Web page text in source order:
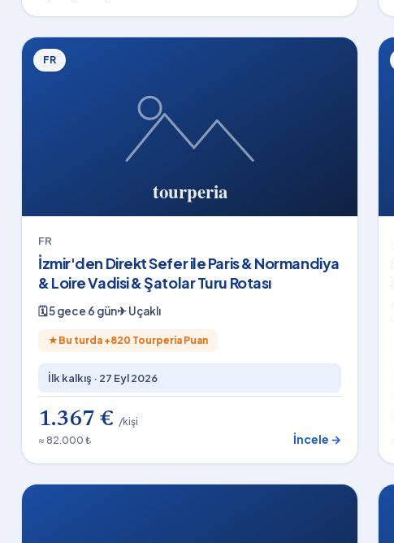
FR
FR
İzmir'den Direkt Sefer ile Paris & Normandiya
& Loire Vadisi & Şatolar Turu Rotası
🗓5 gece 6 gün✈Uçaklı
★ Bu turda +820 Tourperia Puan
İlk kalkış · 27 Eyl 2026
1.367 € /kişi
≈ 82.000 ₺
İncele →